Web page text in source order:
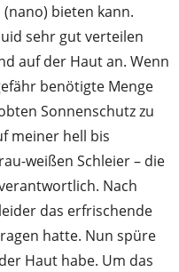
bieten kann.
sehr gut verteilen
auf der Haut an. Wenn
benötigte Menge
Sonnenschutz zu
meiner hell bis
weißen Schleier – die
Nach
das erfrischende
hatte. Nun spüre
Haut habe. Um das